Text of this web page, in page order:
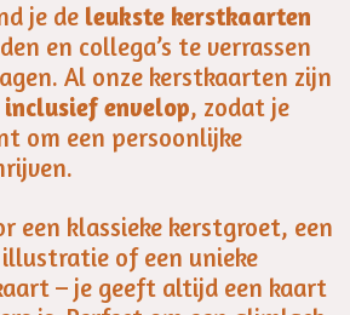
je de leukste kerstkaarten
en collega’s te verrassen
Al onze kerstkaarten zijn
envelop, zodat je
om een persoonlijke
een klassieke kerstgroet, een
of een unieke
– je geeft altijd een kaart